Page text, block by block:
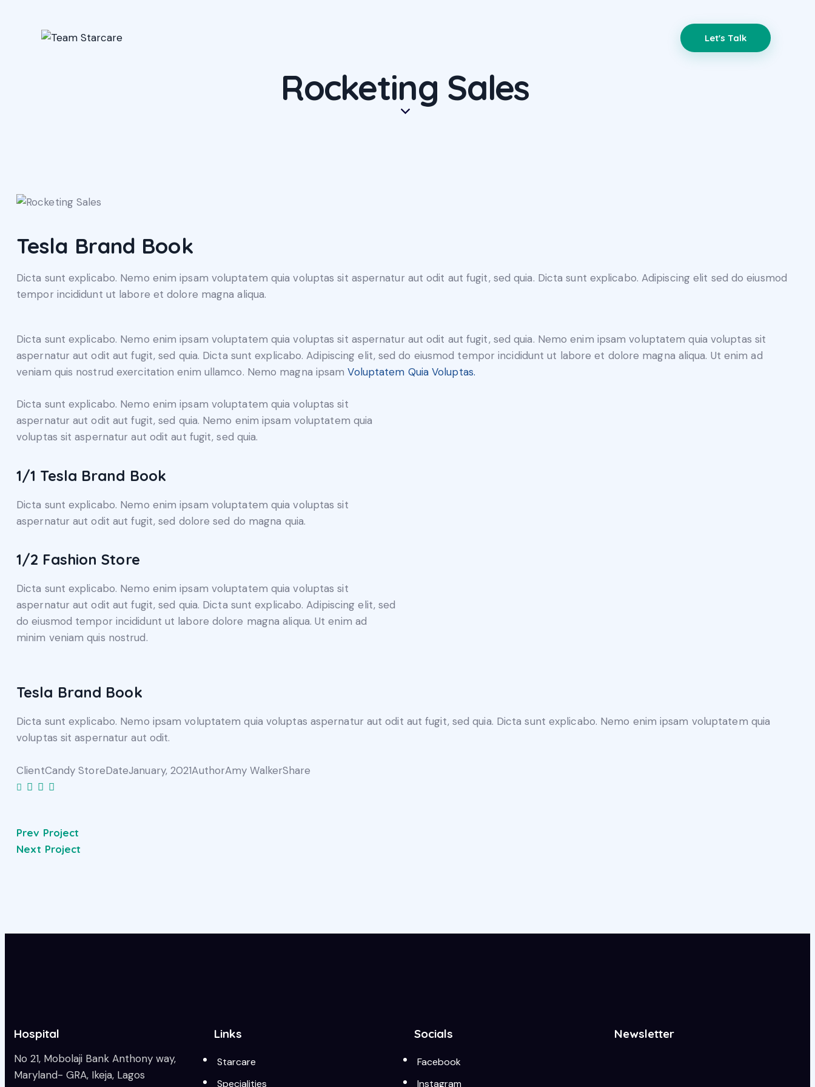
Let's Talk
Rocketing Sales
Tesla Brand Book
Dicta sunt explicabo. Nemo enim ipsam voluptatem quia voluptas sit aspernatur aut odit aut fugit, sed quia. Dicta sunt explicabo. Adipiscing elit sed do eiusmod
tempor incididunt ut labore et dolore magna aliqua.
Dicta sunt explicabo. Nemo enim ipsam voluptatem quia voluptas sit aspernatur aut odit aut fugit, sed quia. Nemo enim ipsam voluptatem quia voluptas sit
aspernatur aut odit aut fugit, sed quia. Dicta sunt explicabo. Adipiscing elit, sed do eiusmod tempor incididunt ut labore et dolore magna aliqua. Ut enim ad
veniam quis nostrud exercitation enim ullamco. Nemo magna ipsamVoluptatem Quia Voluptas.
Dicta sunt explicabo. Nemo enim ipsam voluptatem quia voluptas sit
aspernatur aut odit aut fugit, sed quia. Nemo enim ipsam voluptatem quia
voluptas sit aspernatur aut odit aut fugit, sed quia.
1/1 Tesla Brand Book
Dicta sunt explicabo. Nemo enim ipsam voluptatem quia voluptas sit
aspernatur aut odit aut fugit, sed dolore sed do magna quia.
1/2 Fashion Store
Dicta sunt explicabo. Nemo enim ipsam voluptatem quia voluptas sit
aspernatur aut odit aut fugit, sed quia. Dicta sunt explicabo. Adipiscing elit, sed
do eiusmod tempor incididunt ut labore dolore magna aliqua. Ut enim ad
minim veniam quis nostrud.
Tesla Brand Book
Dicta sunt explicabo. Nemo ipsam voluptatem quia voluptas aspernatur aut odit aut fugit, sed quia. Dicta sunt explicabo. Nemo enim ipsam voluptatem quia
voluptas sit aspernatur aut odit.
ClientCandy StoreDateJanuary, 2021AuthorAmy WalkerShare
Prev Project
Next Project
Hospital
No 21, Mobolaji Bank Anthony way,
Maryland- GRA, Ikeja, Lagos
Links
Starcare
Specialities
Socials
Facebook
Instagram
Newsletter